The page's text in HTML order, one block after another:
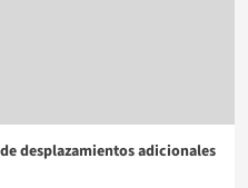
desplazamientos adicionales